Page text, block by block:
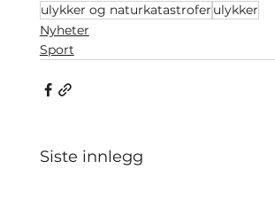
ulykker og naturkatastrofer ulykker
Nyheter
Sport
Siste innlegg